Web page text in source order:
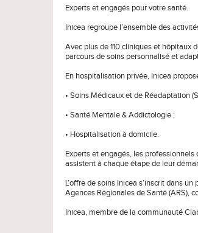
Experts et engagés pour votre santé.
Inicea regroupe l’ensemble des
Avec plus de 110 cliniques et hôpitaux
parcours de soins personnalisé et
En hospitalisation privée, Inicea
• Soins Médicaux et de Réadaptation
• Santé Mentale & Addictologie ;
• Hospitalisation à domicile.
Experts et engagés, les
assistent à chaque étape de leur
L’offre de soins Inicea s’inscrit dans
Agences Régionales de Santé (ARS),
Inicea, membre de la communauté